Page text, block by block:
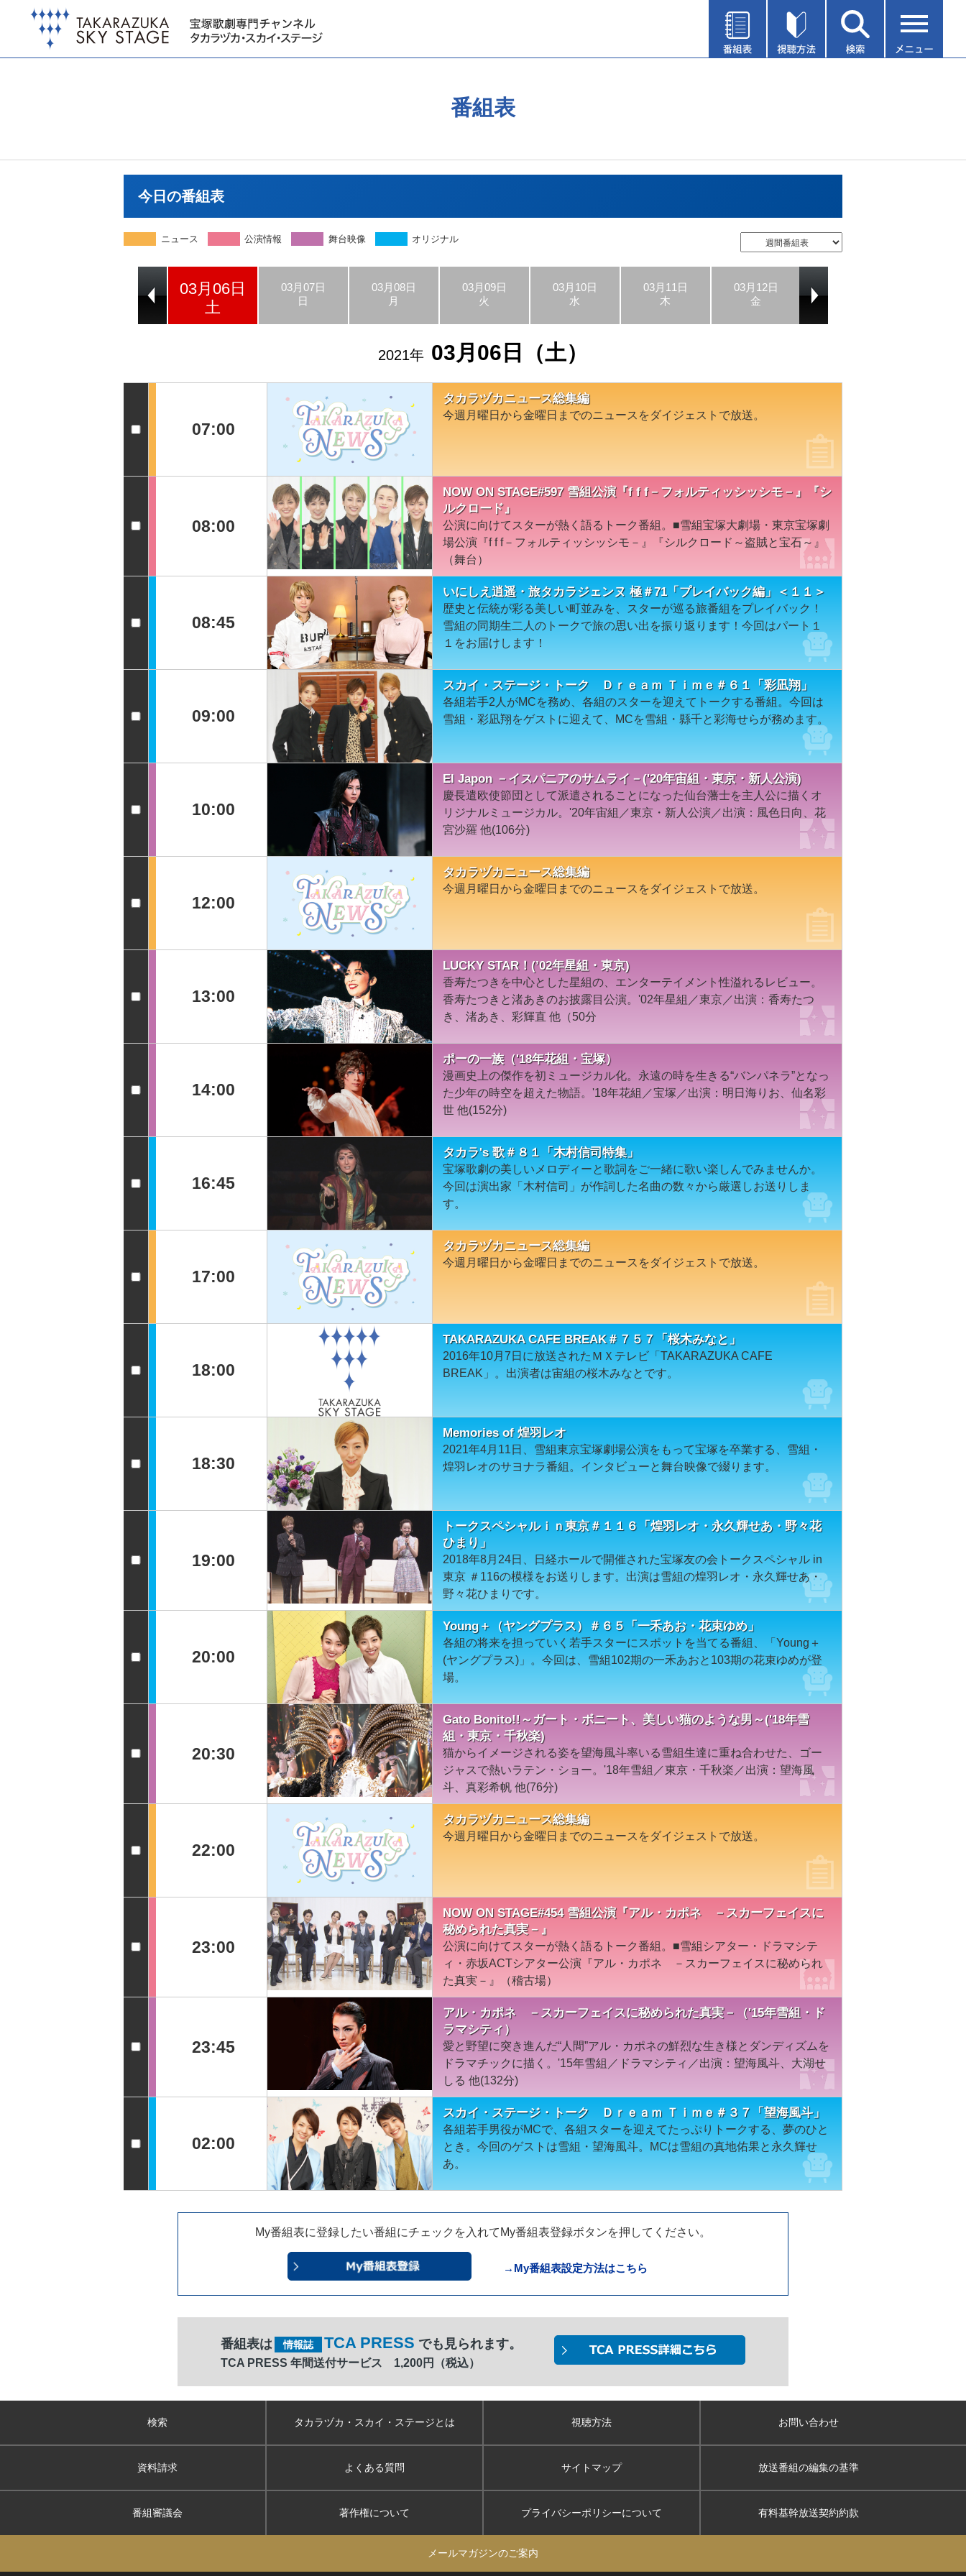
番組表
今日の番組表
ニュース 公演情報 舞台映像 オリジナル
03月06日
土
03月07日
日
03月08日
月
03月09日
火
03月10日
水
03月11日
木
03月12日
金
2021年 03月06日（土）
07:00
タカラヅカニュース総集編
今週月曜日から金曜日までのニュースをダイジェストで放送。
08:00
NOW ON STAGE#597 雪組公演『f f f－フォルティッシッシモ－』『シ
ルクロード』
公演に向けてスターが熱く語るトーク番組。■雪組宝塚大劇場・東京宝塚劇
場公演『f f f－フォルティッシッシモ－』『シルクロード～盗賊と宝石～』
（舞台）
08:45
いにしえ逍遥・旅タカラジェンヌ 極＃71「プレイバック編」＜１１＞
歴史と伝統が彩る美しい町並みを、スターが巡る旅番組をプレイバック！
雪組の同期生二人のトークで旅の思い出を振り返ります！今回はパート１
１をお届けします！
09:00
スカイ・ステージ・トーク Ｄｒｅａｍ Ｔｉｍｅ＃６１「彩凪翔」
各組若手2人がMCを務め、各組のスターを迎えてトークする番組。今回は
雪組・彩凪翔をゲストに迎えて、MCを雪組・縣千と彩海せらが務めます。
10:00
El Japon －イスパニアのサムライ－('20年宙組・東京・新人公演)
慶長遣欧使節団として派遣されることになった仙台藩士を主人公に描くオ
リジナルミュージカル。'20年宙組／東京・新人公演／出演：風色日向、花
宮沙羅 他(106分)
12:00
タカラヅカニュース総集編
今週月曜日から金曜日までのニュースをダイジェストで放送。
13:00
LUCKY STAR！(’02年星組・東京)
香寿たつきを中心とした星組の、エンターテイメント性溢れるレビュー。
香寿たつきと渚あきのお披露目公演。'02年星組／東京／出演：香寿たつ
き、渚あき、彩輝直 他（50分
14:00
ポーの一族（'18年花組・宝塚）
漫画史上の傑作を初ミュージカル化。永遠の時を生きる“バンパネラ”となっ
た少年の時空を超えた物語。'18年花組／宝塚／出演：明日海りお、仙名彩
世 他(152分)
16:45
タカラ's 歌＃８１「木村信司特集」
宝塚歌劇の美しいメロディーと歌詞をご一緒に歌い楽しんでみませんか。
今回は演出家「木村信司」が作詞した名曲の数々から厳選しお送りしま
す。
17:00
タカラヅカニュース総集編
今週月曜日から金曜日までのニュースをダイジェストで放送。
18:00
TAKARAZUKA CAFE BREAK＃７５７「桜木みなと」
2016年10月7日に放送されたＭＸテレビ「TAKARAZUKA CAFE
BREAK」。出演者は宙組の桜木みなとです。
18:30
Memories of 煌羽レオ
2021年4月11日、雪組東京宝塚劇場公演をもって宝塚を卒業する、雪組・
煌羽レオのサヨナラ番組。インタビューと舞台映像で綴ります。
19:00
トークスペシャルｉｎ東京＃１１６「煌羽レオ・永久輝せあ・野々花
ひまり」
2018年8月24日、日経ホールで開催された宝塚友の会トークスペシャル in
東京 ＃116の模様をお送りします。出演は雪組の煌羽レオ・永久輝せあ・
野々花ひまりです。
20:00
Young＋（ヤングプラス）＃６５「一禾あお・花束ゆめ」
各組の将来を担っていく若手スターにスポットを当てる番組、「Young＋
(ヤングプラス)」。今回は、雪組102期の一禾あおと103期の花束ゆめが登
場。
20:30
Gato Bonito!!～ガート・ボニート、美しい猫のような男～('18年雪
組・東京・千秋楽)
猫からイメージされる姿を望海風斗率いる雪組生達に重ね合わせた、ゴー
ジャスで熱いラテン・ショー。'18年雪組／東京・千秋楽／出演：望海風
斗、真彩希帆 他(76分)
22:00
タカラヅカニュース総集編
今週月曜日から金曜日までのニュースをダイジェストで放送。
23:00
NOW ON STAGE#454 雪組公演『アル・カポネ －スカーフェイスに
秘められた真実－』
公演に向けてスターが熱く語るトーク番組。■雪組シアター・ドラマシテ
ィ・赤坂ACTシアター公演『アル・カポネ －スカーフェイスに秘められ
た真実－』（稽古場）
23:45
アル・カポネ －スカーフェイスに秘められた真実－（'15年雪組・ド
ラマシティ）
愛と野望に突き進んだ“人間”アル・カポネの鮮烈な生き様とダンディズムを
ドラマチックに描く。'15年雪組／ドラマシティ／出演：望海風斗、大湖せ
しる 他(132分)
02:00
スカイ・ステージ・トーク Ｄｒｅａｍ Ｔｉｍｅ＃３７「望海風斗」
各組若手男役がMCで、各組スターを迎えてたっぷりトークする、夢のひと
とき。今回のゲストは雪組・望海風斗。MCは雪組の真地佑果と永久輝せ
あ。
My番組表に登録したい番組にチェックを入れてMy番組表登録ボタンを押してください。
→My番組表設定方法はこちら
番組表は 情報誌 TCA PRESS でも見られます。
TCA PRESS 年間送付サービス 1,200円（税込）
検索 タカラヅカ・スカイ ・ステージとは 視聴方法 お問い合わせ
資料請求 よくある質問 サイトマップ 放送番組の編集の基準
番組審議会 著作権について プライバシーポリシーについて 有料基幹放送契約約款
メールマガジンのご案内